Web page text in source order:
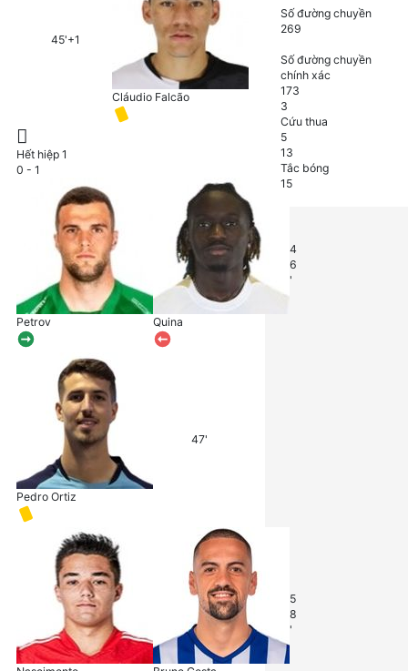
45'+1
Cláudio Falcão
Hết hiệp 1
0 - 1
Petrov Quina
4
6
'
Pedro Ortiz
47'
5
8
'
Số đường chuyền
269
Số đường chuyền
chính xác
173
3
Cứu thua
5
13
Tắc bóng
15